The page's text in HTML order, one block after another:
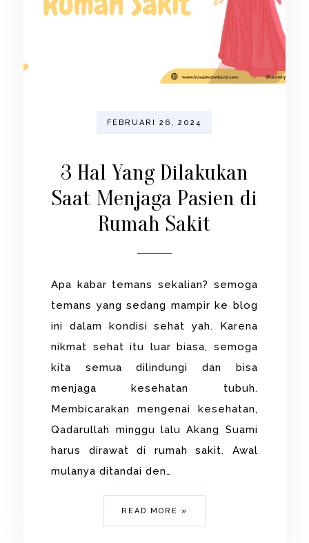
FEBRUARI 26, 2024
3 Hal Yang Dilakukan
Saat Menjaga Pasien di
Rumah Sakit
Apa kabar temans sekalian? semoga
temans yang sedang mampir ke blog
ini dalam kondisi sehat yah. Karena
nikmat sehat itu luar biasa, semoga
kita semua dilindungi dan bisa
menjaga kesehatan tubuh.
Membicarakan mengenai kesehatan,
Qadarullah minggu lalu Akang Suami
harus dirawat di rumah sakit. Awal
mulanya ditandai den…
READ MORE »